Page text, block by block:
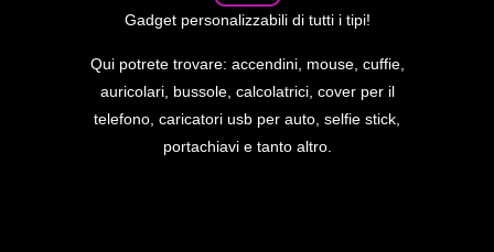
Gadget personalizzabili di tutti i tipi!
Qui potrete trovare: accendini, mouse, cuffie,
auricolari, bussole, calcolatrici, cover per il
telefono, caricatori usb per auto, selfie stick,
portachiavi e tanto altro.